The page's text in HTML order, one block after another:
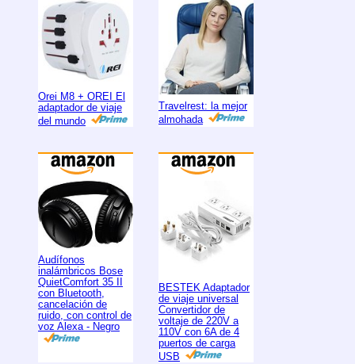
Orei M8 + OREI El
adaptador de viaje
del mundo
Travelrest: la mejor
almohada
Audífonos
inalámbricos Bose
QuietComfort 35 II
con Bluetooth,
cancelación de
ruido, con control de
voz Alexa - Negro
BESTEK Adaptador
de viaje universal
Convertidor de
voltaje de 220V a
110V con 6A de 4
puertos de carga
USB